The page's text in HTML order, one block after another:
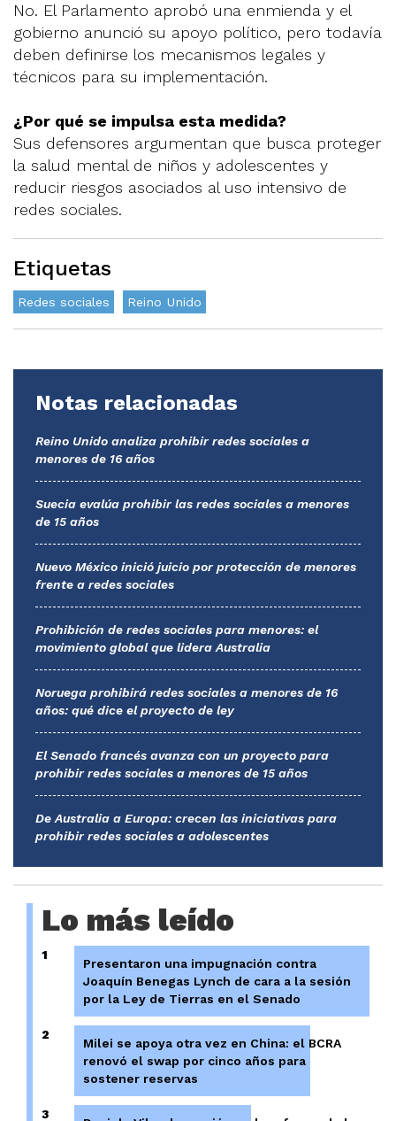
No. El Parlamento aprobó una enmienda y el
gobierno anunció su apoyo político, pero todavía
deben definirse los mecanismos legales y
técnicos para su implementación.
¿Por qué se impulsa esta medida?
Sus defensores argumentan que busca proteger
la salud mental de niños y adolescentes y
reducir riesgos asociados al uso intensivo de
redes sociales.
Etiquetas
Redes sociales Reino Unido
Notas relacionadas
Reino Unido analiza prohibir redes sociales a
menores de 16 años
Suecia evalúa prohibir las redes sociales a menores
de 15 años
Nuevo México inició juicio por protección de menores
frente a redes sociales
Prohibición de redes sociales para menores: el
movimiento global que lidera Australia
Noruega prohibirá redes sociales a menores de 16
años: qué dice el proyecto de ley
El Senado francés avanza con un proyecto para
prohibir redes sociales a menores de 15 años
De Australia a Europa: crecen las iniciativas para
prohibir redes sociales a adolescentes
Lo más leído
1
Presentaron una impugnación contra
Joaquín Benegas Lynch de cara a la sesión
por la Ley de Tierras en el Senado
2
Milei se apoya otra vez en China: el BCRA
renovó el swap por cinco años para
sostener reservas
3